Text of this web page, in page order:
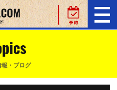
報・ブログ